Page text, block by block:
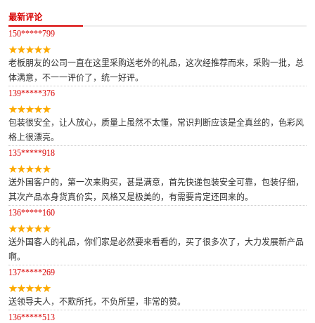
最新评论
150*****799
老板朋友的公司一直在这里采购送老外的礼品，这次经推荐而来，采购一批，总
体满意，不一一评价了，统一好评。
139*****376
包装很安全，让人放心，质量上虽然不太懂，常识判断应该是全真丝的，色彩风
格上很漂亮。
135*****918
送外国客户的，第一次来购买，甚是满意，首先快递包装安全可靠，包装仔细，
其次产品本身货真价实，风格又是极美的，有需要肯定还回来的。
136*****160
送外国客人的礼品，你们家是必然要来看看的，买了很多次了，大力发展新产品
啊。
137*****269
送领导夫人，不欺所托，不负所望，非常的赞。
136*****513